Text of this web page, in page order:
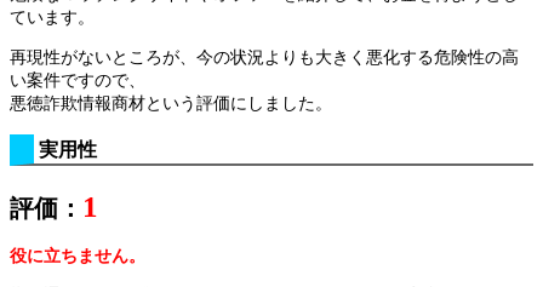
ています。
再現性がないところが、今の状況よりも大きく悪化する危険性の高
い案件ですので、
悪徳詐欺情報商材という評価にしました。
実用性
評価： 1
役に立ちません。